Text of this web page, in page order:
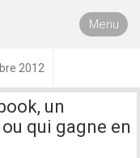
Menu
2012
un
qui gagne en